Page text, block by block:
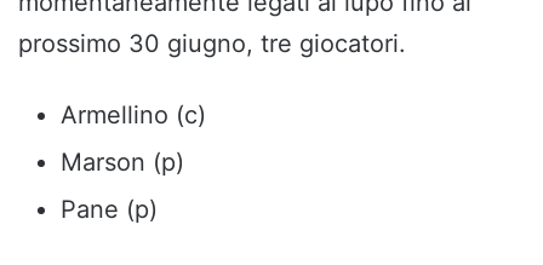
prossimo 30 giugno, tre giocatori.
Armellino (c)
Marson (p)
Pane (p)